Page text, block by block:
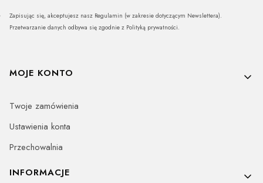
Zapisując się, akceptujesz nasz Regulamin (w zakresie dotyczącym Newslettera).
Przetwarzanie danych odbywa się zgodnie z Polityką prywatności.
Linki w stopce
MOJE KONTO
Twoje zamówienia
Ustawienia konta
Przechowalnia
INFORMACJE